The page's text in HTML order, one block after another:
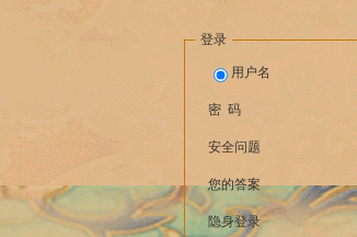
登录
用户名
密 码
安全问题
您的答案
隐身登录